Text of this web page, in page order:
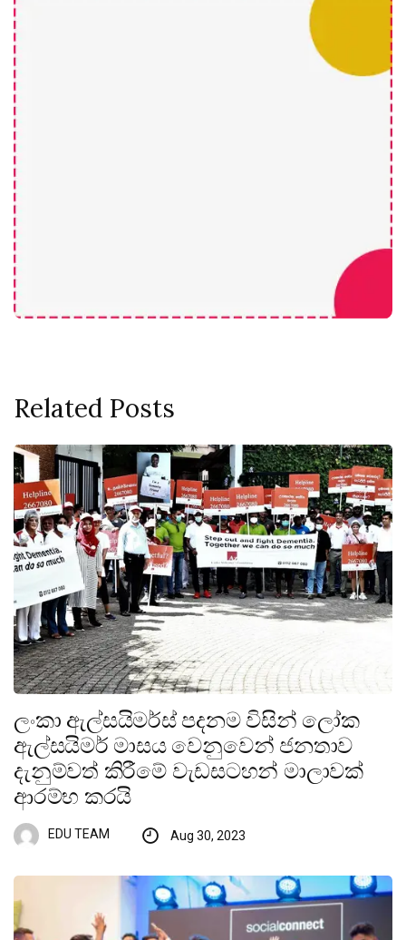
Related Posts
ලංකා ඇල්සයිමර්ස් පදනම විසින් ලෝක
ඇල්සයිමර් මාසය වෙනුවෙන් ජනතාව
දැනුම්වත් කිරීමේ වැඩසටහන් මාලාවක්
ආරම්භ කරයි
EDU TEAM Aug 30, 2023